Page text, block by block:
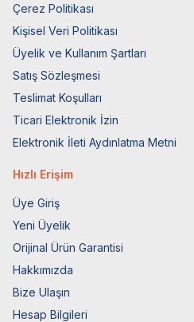
Çerez Politikası
Kişisel Veri Politikası
Üyelik ve Kullanım Şartları
Satış Sözleşmesi
Teslimat Koşulları
Ticari Elektronik İzin
Elektronik İleti Aydınlatma Metni
Hızlı Erişim
Üye Giriş
Yeni Üyelik
Orijinal Ürün Garantisi
Hakkımızda
Bize Ulaşın
Hesap Bilgileri